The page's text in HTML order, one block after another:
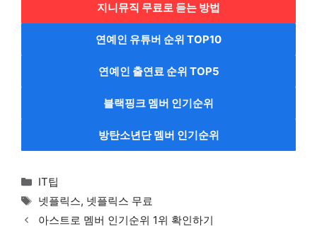
지니뮤직 무료로 듣는 방법
연예인 유튜버 순위 TOP10
연예인 출연료 순위 TOP5
블랙핑크 멤버 인기순위
방탄소년단 멤버 인기순위
Categories
IT팁
Tags
넷플릭스, 넷플릭스 무료
아스트로 멤버 인기순위 1위 확인하기